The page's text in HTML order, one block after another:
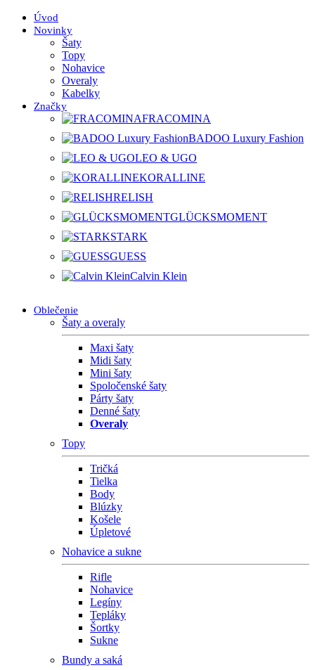
Úvod
Novinky
Šaty
Topy
Nohavice
Overaly
Kabelky
Značky
FRACOMINA
BADOO Luxury Fashion
LEO & UGO
KORALLINE
RELISH
GLÜCKSMOMENT
STARK
GUESS
Calvin Klein
Oblečenie
Šaty a overaly
Maxi šaty
Midi šaty
Mini šaty
Spoločenské šaty
Párty šaty
Denné šaty
Overaly
Topy
Tričká
Tielka
Body
Blúzky
Košele
Úpletové
Nohavice a sukne
Rifle
Nohavice
Legíny
Tepláky
Šortky
Sukne
Bundy a saká